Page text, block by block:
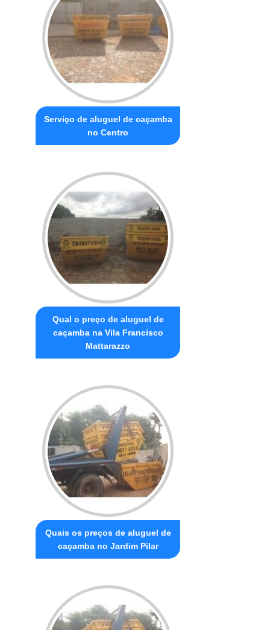
Serviço de aluguel de caçamba
no Centro
Qual o preço de aluguel de
caçamba na Vila Francisco
Mattarazzo
Quais os preços de aluguel de
caçamba no Jardim Pilar